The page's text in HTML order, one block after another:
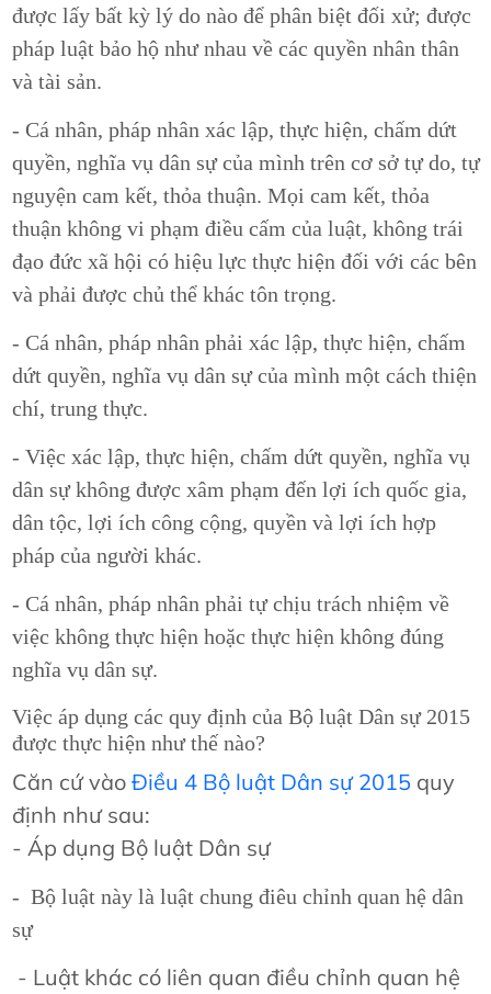
được lấy bất kỳ lý do nào để phân biệt đối xử; được
pháp luật bảo hộ như nhau về các quyền nhân thân
và tài sản.
- Cá nhân, pháp nhân xác lập, thực hiện, chấm dứt
quyền, nghĩa vụ dân sự của mình trên cơ sở tự do, tự
nguyện cam kết, thỏa thuận. Mọi cam kết, thỏa
thuận không vi phạm điều cấm của luật, không trái
đạo đức xã hội có hiệu lực thực hiện đối với các bên
và phải được chủ thể khác tôn trọng.
- Cá nhân, pháp nhân phải xác lập, thực hiện, chấm
dứt quyền, nghĩa vụ dân sự của mình một cách thiện
chí, trung thực.
- Việc xác lập, thực hiện, chấm dứt quyền, nghĩa vụ
dân sự không được xâm phạm đến lợi ích quốc gia,
dân tộc, lợi ích công cộng, quyền và lợi ích hợp
pháp của người khác.
- Cá nhân, pháp nhân phải tự chịu trách nhiệm về
việc không thực hiện hoặc thực hiện không đúng
nghĩa vụ dân sự.
Việc áp dụng các quy định của Bộ luật Dân sự 2015
được thực hiện như thế nào?
Căn cứ vào Điều 4 Bộ luật Dân sự 2015quy
định như sau:
- Áp dụng Bộ luật Dân sự
- Bộ luật này là luật chung điêu chỉnh quan hệ dân
sự
- Luật khác có liên quan điều chỉnh quan hệ